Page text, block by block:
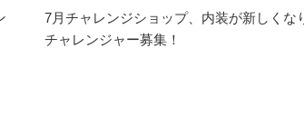
7月チャレンジショップ、内装が新しくな
チャレンジャー募集！